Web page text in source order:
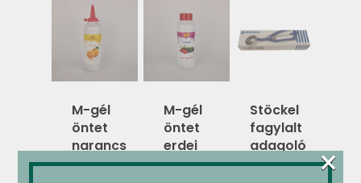
M-gél
öntet
narancs
1,2 kg
M-gél
öntet
erdei
gyümölcs
Stöckel
fagylalt
adagoló
kanál
×